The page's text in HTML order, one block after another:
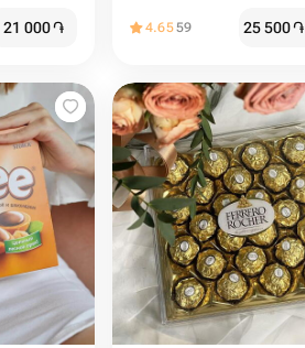
21 000֏ 4.6559 25 500֏